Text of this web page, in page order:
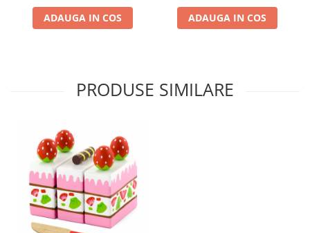
ADAUGA IN COS ADAUGA IN COS
PRODUSE SIMILARE